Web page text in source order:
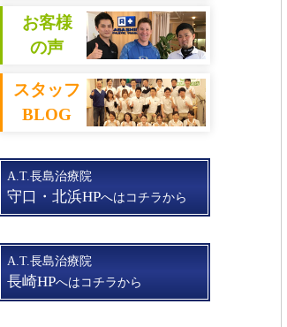
お客様
の声
スタッフ
BLOG
A.T.長島治療院
守口・北浜HPへはコチラから
A.T.長島治療院
長崎HPへはコチラから